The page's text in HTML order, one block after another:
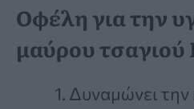
Οφέλη για την
μαύρου
Δυναμώνει την